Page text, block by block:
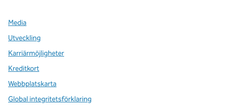
Media
Utveckling
Karriärmöjligheter
Kreditkort
Webbplatskarta
Global integritetsförklaring